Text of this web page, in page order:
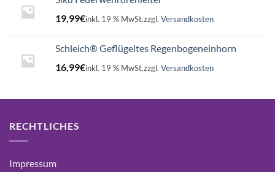
19,99€inkl. 19 % MwSt.zzgl. Versandkosten
Schleich® Geflügeltes Regenbogeneinhorn
16,99€inkl. 19 % MwSt.zzgl. Versandkosten
RECHTLICHES
Impressum